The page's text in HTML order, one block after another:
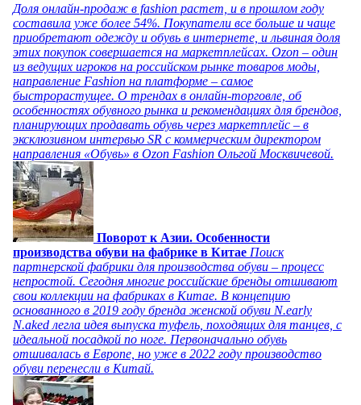
Доля онлайн-продаж в fashion растет, и в прошлом году
составила уже более 54%. Покупатели все больше и чаще
приобретают одежду и обувь в интернете, и львиная доля
этих покупок совершается на маркетплейсах. Ozon – один
из ведущих игроков на российском рынке товаров моды,
направление Fashion на платформе – самое
быстрорастущее. О трендах в онлайн-торговле, об
особенностях обувного рынка и рекомендациях для брендов,
планирующих продавать обувь через маркетплейс – в
эксклюзивном интервью SR с коммерческим директором
направления «Обувь» в Ozon Fashion Ольгой Москвичевой.
Поворот к Азии. Особенности
производства обуви на фабрике в Китае Поиск
партнерской фабрики для производства обуви – процесс
непростой. Сегодня многие российские бренды отшивают
свои коллекции на фабриках в Китае. В концепцию
основанного в 2019 году бренда женской обуви N.early
N.aked легла идея выпуска туфель, походящих для танцев, с
идеальной посадкой по ноге. Первоначально обувь
отшивалась в Европе, но уже в 2022 году производство
обуви перенесли в Китай.